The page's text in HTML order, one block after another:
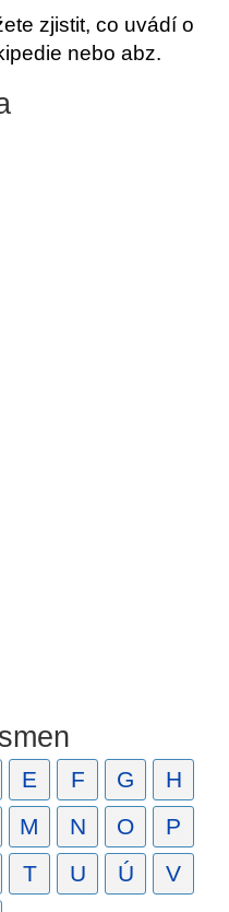
zjistit, co uvádí o
nebo abz.
E F G
H
M N O
P
T U Ú
V